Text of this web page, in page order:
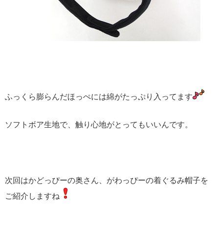
ふっくら膨らんだほっぺには綿がたっぷり入ってます
ソフトボア生地で、触り心地がとってもいいんです。
次回はかどっぴーの奥さん、がわっぴーの着ぐるみ帽子を
ご紹介しますね